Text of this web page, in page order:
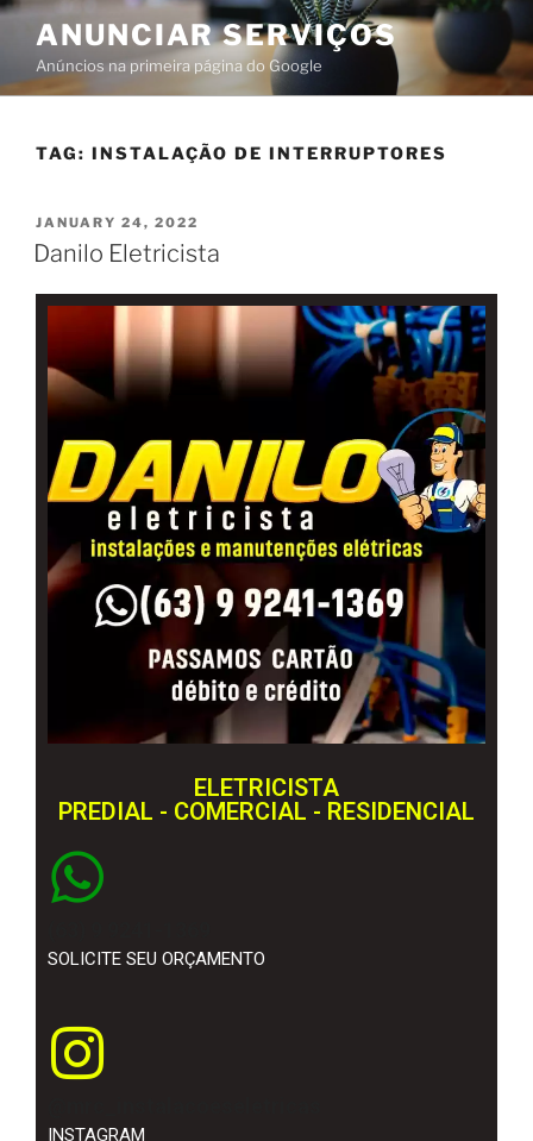
ANUNCIAR SERVIÇOS
Anúncios na primeira página do Google
TAG: INSTALAÇÃO DE INTERRUPTORES
JANUARY 24, 2022
Danilo Eletricista
ELETRICISTA
PREDIAL - COMERCIAL - RESIDENCIAL
SOLICITE SEU ORÇAMENTO
INSTAGRAM